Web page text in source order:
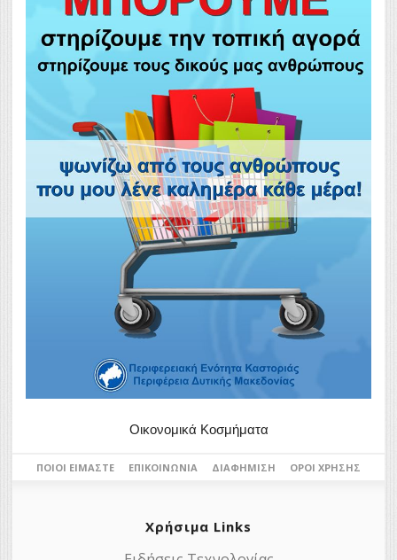
Οικονομικά Κοσμήματα
ΠΟΙΟΙ ΕΊΜΑΣΤΕ ΕΠΙΚΟΙΝΩΝΊΑ ΔΙΑΦΉΜΙΣΗ ΌΡΟΙ ΧΡΉΣΗΣ
Χρήσιμα Links